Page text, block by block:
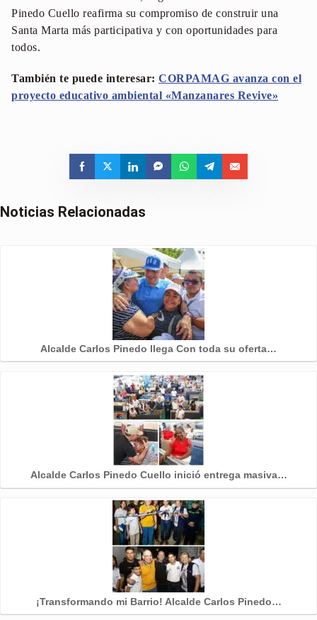
Pinedo Cuello reafirma su compromiso de construir una
Santa Marta más participativa y con oportunidades para
todos.
También te puede interesar: CORPAMAG avanza con el
proyecto educativo ambiental «Manzanares Revive»
Noticias Relacionadas
Alcalde Carlos Pinedo llega Con toda su oferta…
Alcalde Carlos Pinedo Cuello inició entrega masiva…
¡Transformando mi Barrio! Alcalde Carlos Pinedo…